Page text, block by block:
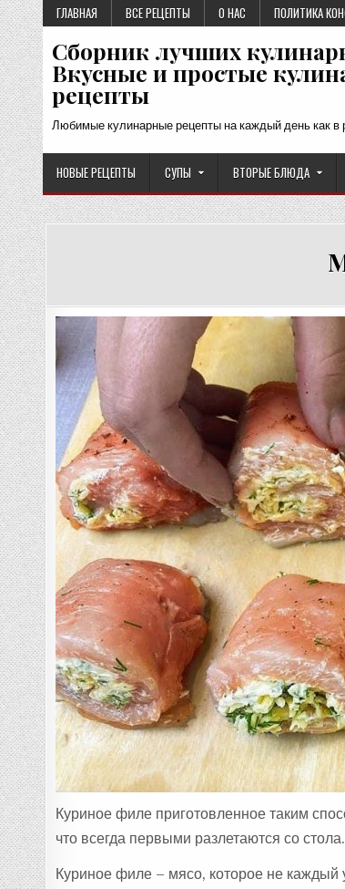
Перейти
к
содержимому
ГЛАВНАЯ ВСЕ РЕЦЕПТЫ О НАС ПОЛИТИКА
Сборник лучших
Вкусные и простые
рецепты
Любимые кулинарные рецепты на каждый день как в
НОВЫЕ РЕЦЕПТЫ СУПЫ ВТОРЫЕ БЛЮДА
Куриное филе приготовленное таким
что всегда первыми разлетаются со стола.
Куриное филе – мясо, которое не каждый